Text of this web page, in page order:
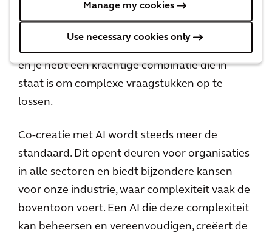
Manage my cookies
Use necessary cookies only
processen met elkaar worden verbonden. AI
en je hebt een krachtige combinatie die in
staat is om complexe vraagstukken op te
lossen.
Co-creatie met AI wordt steeds meer de
standaard. Dit opent deuren voor organisaties
in alle sectoren en biedt bijzondere kansen
voor onze industrie, waar complexiteit vaak de
boventoon voert. Een AI die deze complexiteit
kan beheersen en vereenvoudigen, creëert de